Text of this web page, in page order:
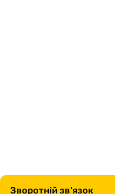
Зворотній зв’язок